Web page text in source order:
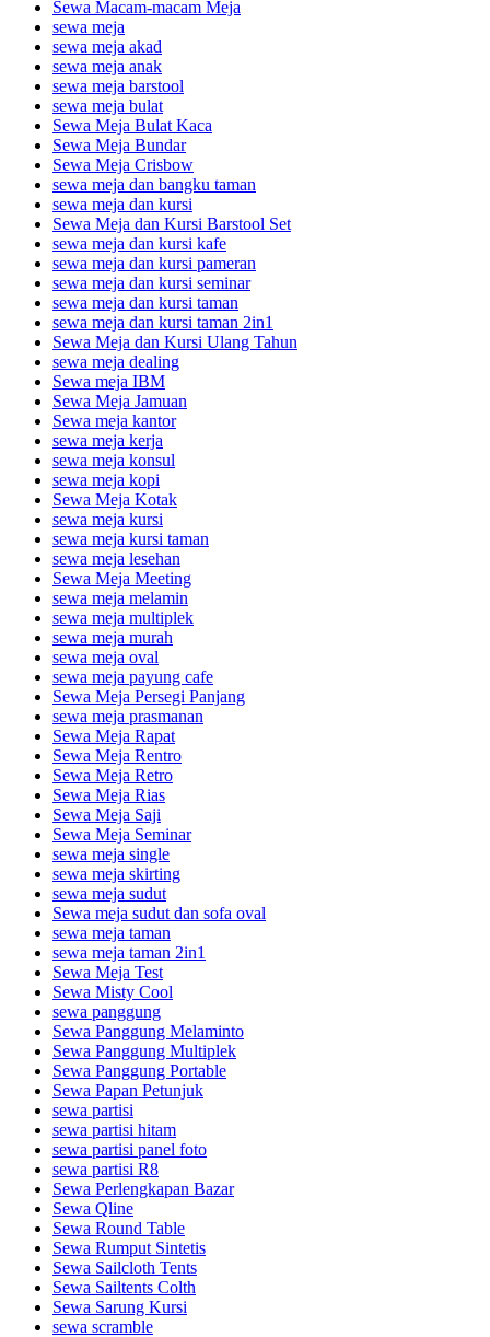
Sewa Macam-macam Meja
sewa meja
sewa meja akad
sewa meja anak
sewa meja barstool
sewa meja bulat
Sewa Meja Bulat Kaca
Sewa Meja Bundar
Sewa Meja Crisbow
sewa meja dan bangku taman
sewa meja dan kursi
Sewa Meja dan Kursi Barstool Set
sewa meja dan kursi kafe
sewa meja dan kursi pameran
sewa meja dan kursi seminar
sewa meja dan kursi taman
sewa meja dan kursi taman 2in1
Sewa Meja dan Kursi Ulang Tahun
sewa meja dealing
Sewa meja IBM
Sewa Meja Jamuan
Sewa meja kantor
sewa meja kerja
sewa meja konsul
sewa meja kopi
Sewa Meja Kotak
sewa meja kursi
sewa meja kursi taman
sewa meja lesehan
Sewa Meja Meeting
sewa meja melamin
sewa meja multiplek
sewa meja murah
sewa meja oval
sewa meja payung cafe
Sewa Meja Persegi Panjang
sewa meja prasmanan
Sewa Meja Rapat
Sewa Meja Rentro
Sewa Meja Retro
Sewa Meja Rias
Sewa Meja Saji
Sewa Meja Seminar
sewa meja single
sewa meja skirting
sewa meja sudut
Sewa meja sudut dan sofa oval
sewa meja taman
sewa meja taman 2in1
Sewa Meja Test
Sewa Misty Cool
sewa panggung
Sewa Panggung Melaminto
Sewa Panggung Multiplek
Sewa Panggung Portable
Sewa Papan Petunjuk
sewa partisi
sewa partisi hitam
sewa partisi panel foto
sewa partisi R8
Sewa Perlengkapan Bazar
Sewa Qline
Sewa Round Table
Sewa Rumput Sintetis
Sewa Sailcloth Tents
Sewa Sailtents Colth
Sewa Sarung Kursi
sewa scramble